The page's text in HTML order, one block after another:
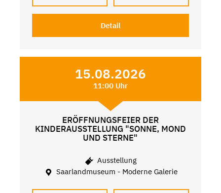
Detail
15.08.2026
11:00 Uhr
ERÖFFNUNGSFEIER DER
KINDERAUSSTELLUNG "SONNE, MOND
UND STERNE"
Ausstellung
Saarlandmuseum - Moderne Galerie